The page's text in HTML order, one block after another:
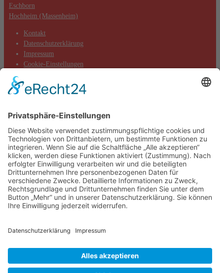
Eschborn
Hochheim (Massenheim)
Kontakt
Datenschutzerklärung
Impressum
Cookie-Einstellungen
Aktuelles
Aktionen
Termine
DIE LINKE. Kreisverband Main-Taunus
E-Mail: info@dielinke-mtk.de